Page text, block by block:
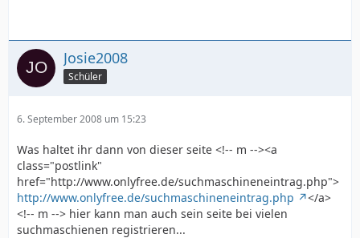
Josie2008
Schüler
6. September 2008 um 15:23
Was haltet ihr dann von dieser seite <!-- m --><a
class="postlink"
href="http://www.onlyfree.de/suchmaschineneintrag.php">
http://www.onlyfree.de/suchmaschineneintrag.php
</a>
<!-- m --> hier kann man auch sein seite bei vielen
suchmaschienen registrieren...